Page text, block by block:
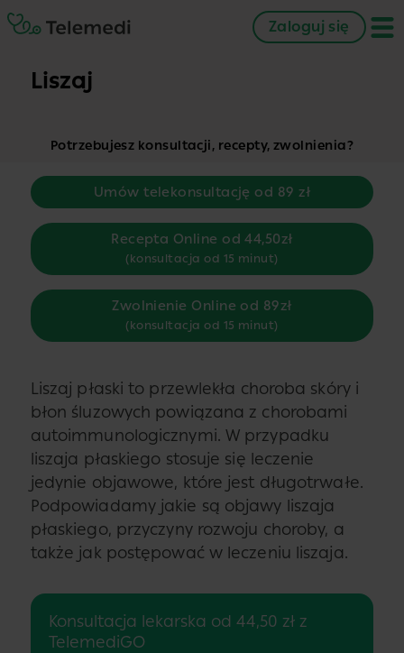
Zaloguj się
Liszaj
Potrzebujesz konsultacji, recepty, zwolnienia?
Umów telekonsultację od 89 zł
Recepta Online od 44,50zł
(konsultacja od 15 minut)
Zwolnienie Online od 89zł
(konsultacja od 15 minut)
Liszaj płaski to przewlekła choroba skóry i
błon śluzowych powiązana z chorobami
autoimmunologicznymi. W przypadku
liszaja płaskiego stosuje się leczenie
jedynie objawowe, które jest długotrwałe.
Podpowiadamy jakie są objawy liszaja
płaskiego, przyczyny rozwoju choroby, a
także jak postępować w leczeniu liszaja.
Konsultacja lekarska od 44,50 zł z
TelemediGO